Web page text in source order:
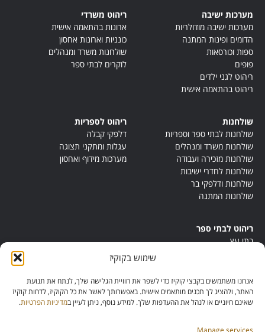
שימוש בקוקיז
אנחנו משתמשים בקבצי קוקיז כדי לשפר את חוויית הגלישה שלך, לנתח את תנועת
האתר, ולהציג לך תכנים מותאמים אישית. באפשרותך לאשר את כל הקוקיז, לדחות קוקיז
שאינם חיוניים או לנהל את ההעדפות שלך. למידע נוסף, ניתן לעיין במדיניות הפרטיות.
Manage services
מערכות ישיבה
מערכות ישיבה מודולריות
הדומים ופינות המתנה
ספות וכורסאות
פופים
ריהוט לגני ילדים
ריהוט בהתאמה אישית
ריהוט משרדי
ארונות בהתאמה אישית
כונניות וארונות אחסון
שולחנות משרד ומנהלים
לוקרים לבתי ספר
שולחנות
שולחנות לבתי ספר וספריות
שולחנות משרד ומנהלים
שולחנות מזכירה ועבודה
שולחנות לחדרי ישיבות
שולחנות ודלפקי בר
שולחנות המתנה
ריהוט לספריות
דלפקי קבלה
עגלות ומתקני תצוגה
מערכות מידוף ואחסון
ריהוט לבתי ספר
בתי עץ
ריהוט מונטסורי
ריהוט אנתרופוסופי